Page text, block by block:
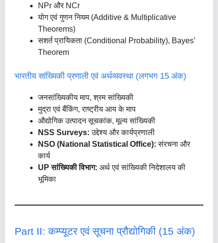
NPr और NCr
योग एवं गुणन नियम (Additive & Multiplicative
Theorems)
सशर्त प्रायिकता (Conditional Probability), Bayes’
Theorem
भारतीय सांख्यिकी प्रणाली एवं अर्थव्यवस्था (लगभग 15 अंक)
जनसांख्यिकीय माप, श्रम सांख्यिकी
मुद्रा एवं बैंकिंग, राष्ट्रीय आय के माप
औद्योगिक उत्पादन सूचकांक, मूल्य सांख्यिकी
NSS Surveys: उद्देश्य और कार्यप्रणाली
NSO (National Statistical Office): संरचना और
कार्य
UP सांख्यिकी विभाग: अर्थ एवं सांख्यिकी निदेशालय की
भूमिका
Part II: कम्प्यूटर एवं सूचना प्रौद्योगिकी (15 अंक)